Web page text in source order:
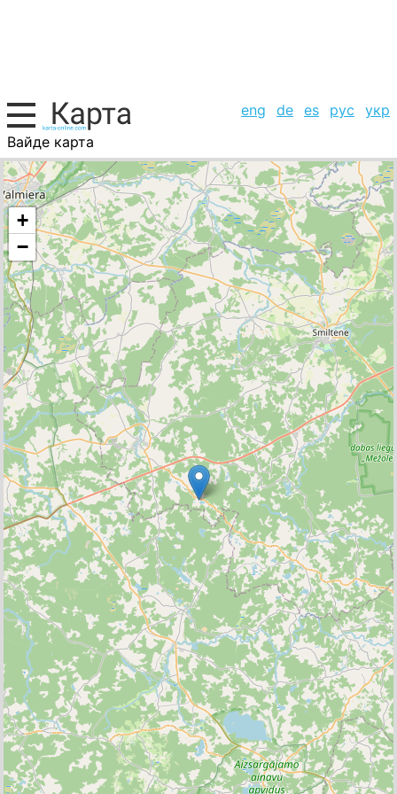
eng de es рус
укр
Вайде карта
Латвия, список городов
+
−